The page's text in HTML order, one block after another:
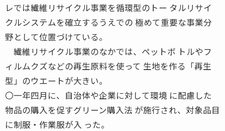
レでは繊維リサイクル事業を循環型のトー タルリサイ
クルシステムを確立するうえでの 極めて重要な事業分
野として位置づけている。
繊維リサイクル事業のなかでは、ペットボ トルやフ
ィルムクズなどの再生原料を使って 生地を作る「再生
型」のウエートが大きい。
〇一年四月に、自治体や企業に対して環境 に配慮した
物品の購入を促すグリーン購入法 が施行され、対象品目
に制服・作業服が入 った。